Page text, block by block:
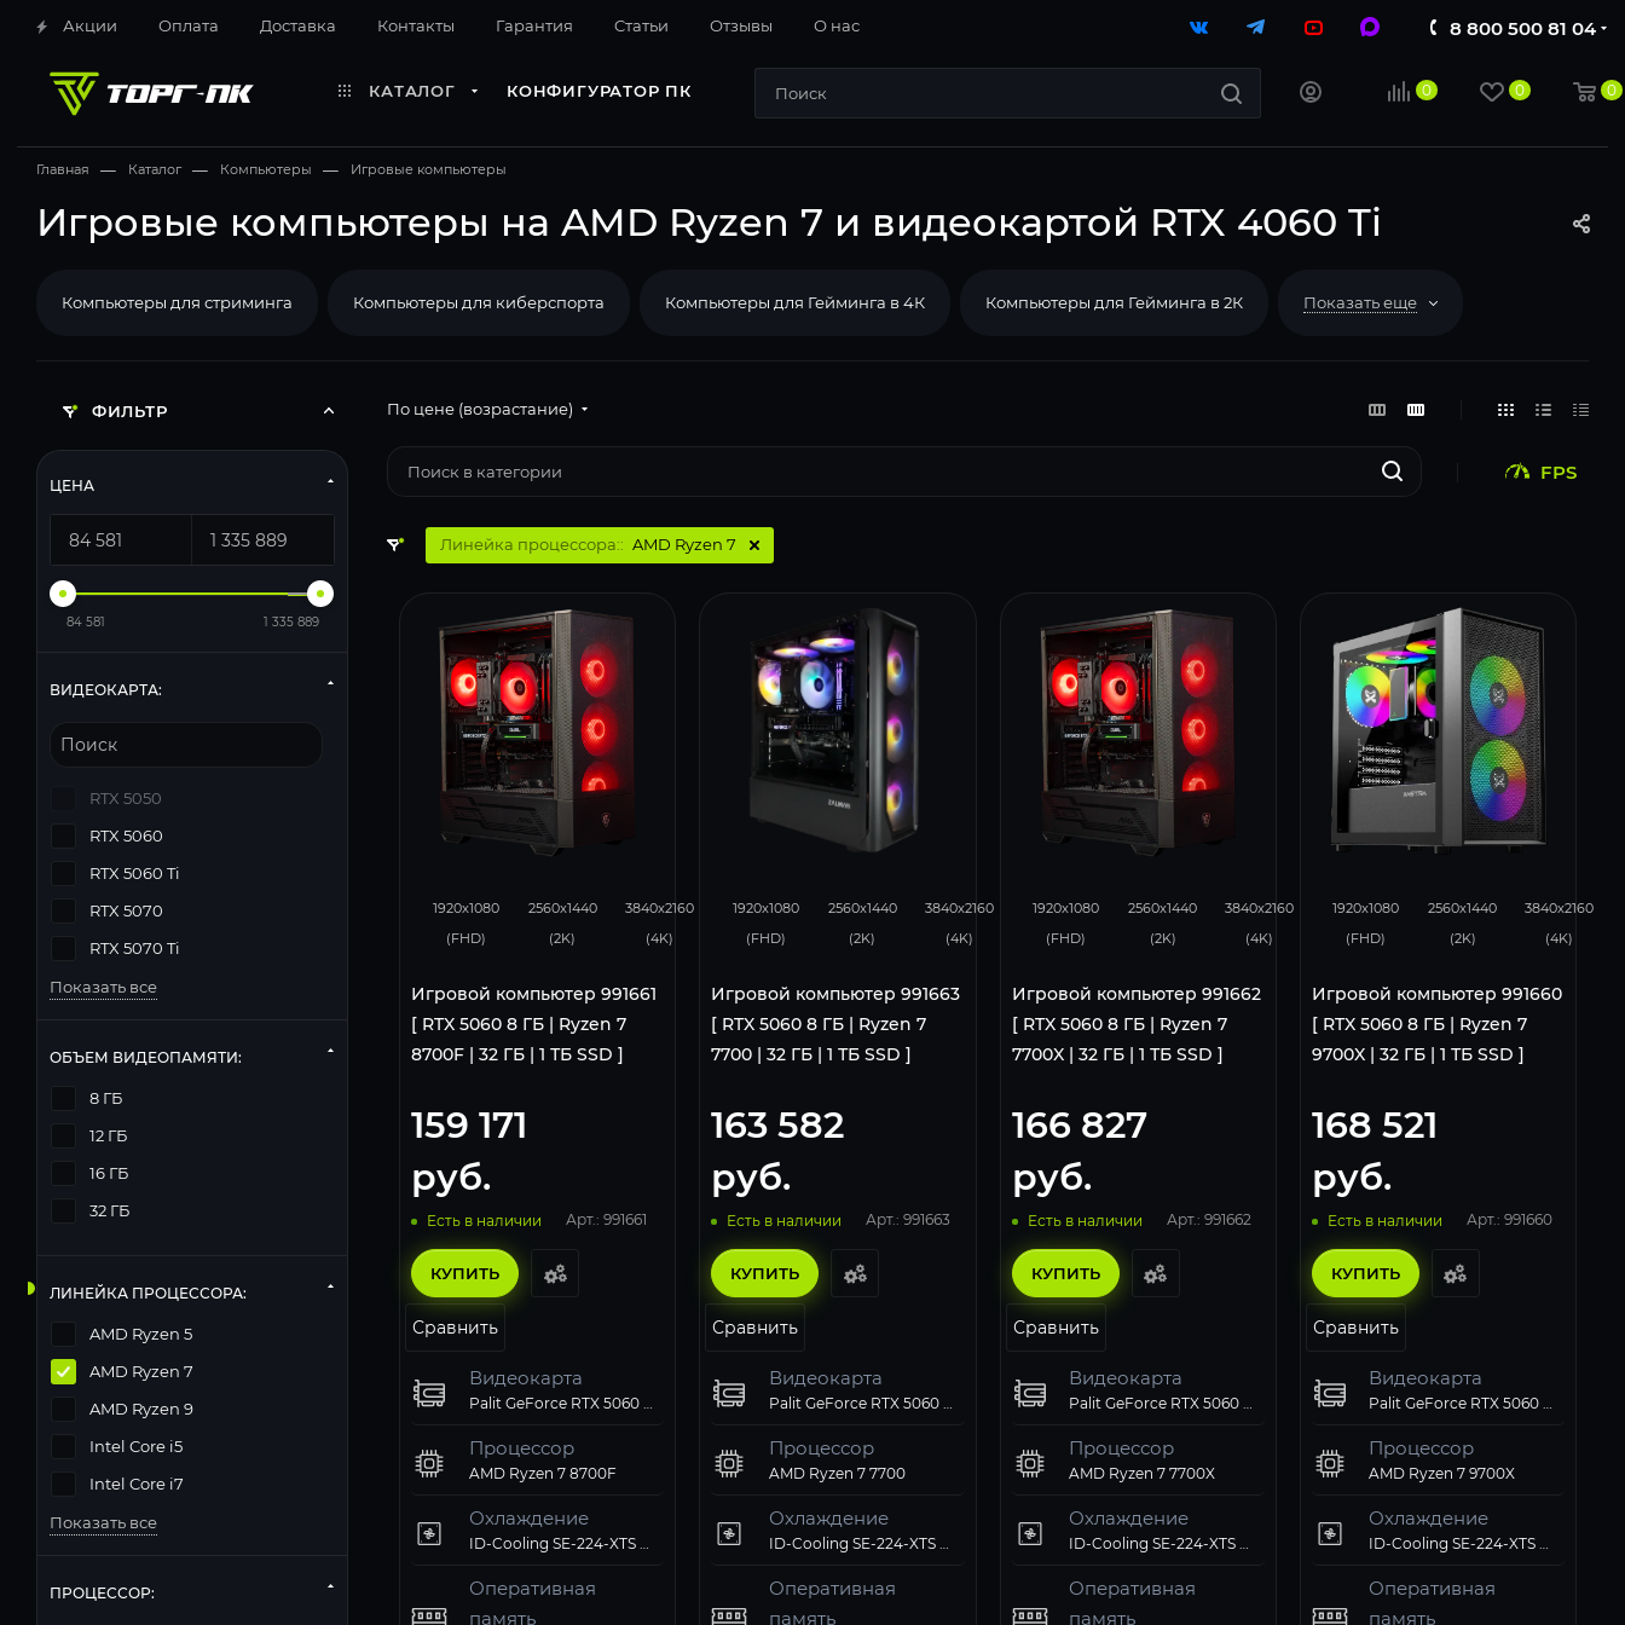
Акции Оплата Доставка Контакты Гарантия Cтатьи Отзывы О нас 8 800 500 81 04
КАТАЛОГ КОНФИГУРАТОР ПК 0 0 0
Главная — Каталог — Компьютеры — Игровые компьютеры
Игровые компьютеры на AMD Ryzen 7 и видеокартой RTX 4060 Ti
Компьютеры для стриминга Компьютеры для киберспорта Компьютеры для Гейминга в 4К Компьютеры для Гейминга в 2К Показать еще
По цене (возрастание)
FPS
Линейка процессора:: AMD Ryzen 7
1920x1080
(FHD)
2560x1440
(2K)
3840x2160
(4K)
Игровой компьютер 991661
[ RTX 5060 8 ГБ | Ryzen 7
8700F | 32 ГБ | 1 ТБ SSD ]
159 171
руб.
Есть в наличии Арт.: 991661
КУПИТЬ
Сравнить
Видеокарта
Palit GeForce RTX 5060 Dual
Процессор
AMD Ryzen 7 8700F
Охлаждение
ID-Cooling SE-224-XTS ARGB PWM
Оперативная
память
1920x1080
(FHD)
2560x1440
(2K)
3840x2160
(4K)
Игровой компьютер 991663
[ RTX 5060 8 ГБ | Ryzen 7
7700 | 32 ГБ | 1 ТБ SSD ]
163 582
руб.
Есть в наличии Арт.: 991663
КУПИТЬ
Сравнить
Видеокарта
Palit GeForce RTX 5060 Dual
Процессор
AMD Ryzen 7 7700
Охлаждение
ID-Cooling SE-224-XTS ARGB PWM
Оперативная
память
1920x1080
(FHD)
2560x1440
(2K)
3840x2160
(4K)
Игровой компьютер 991662
[ RTX 5060 8 ГБ | Ryzen 7
7700X | 32 ГБ | 1 ТБ SSD ]
166 827
руб.
Есть в наличии Арт.: 991662
КУПИТЬ
Сравнить
Видеокарта
Palit GeForce RTX 5060 Dual
Процессор
AMD Ryzen 7 7700X
Охлаждение
ID-Cooling SE-224-XTS ARGB PWM
Оперативная
память
1920x1080
(FHD)
2560x1440
(2K)
3840x2160
(4K)
Игровой компьютер 991660
[ RTX 5060 8 ГБ | Ryzen 7
9700X | 32 ГБ | 1 ТБ SSD ]
168 521
руб.
Есть в наличии Арт.: 991660
КУПИТЬ
Сравнить
Видеокарта
Palit GeForce RTX 5060 Dual
Процессор
AMD Ryzen 7 9700X
Охлаждение
ID-Cooling SE-224-XTS ARGB PWM
Оперативная
память
ФИЛЬТР
ЦЕНА
84 581 1 335 889
ВИДЕОКАРТА:
RTX 5050
RTX 5060
RTX 5060 Ti
RTX 5070
RTX 5070 Ti
Показать все
ОБЪЕМ ВИДЕОПАМЯТИ:
8 ГБ
12 ГБ
16 ГБ
32 ГБ
ЛИНЕЙКА ПРОЦЕССОРА:
AMD Ryzen 5
AMD Ryzen 7
AMD Ryzen 9
Intel Core i5
Intel Core i7
Показать все
ПРОЦЕССОР: